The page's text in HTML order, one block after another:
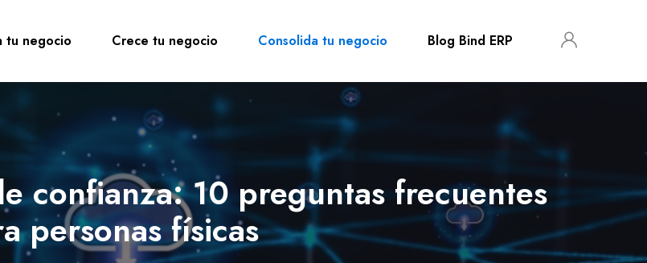
tu negocio Crece tu negocio Consolida tu negocio Blog Bind ERP
confianza: 10 preguntas frecuentes
personas físicas